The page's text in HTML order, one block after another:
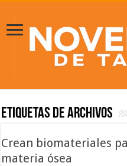
Etiquetas de Archivos
Crean biomateriales
materia ósea